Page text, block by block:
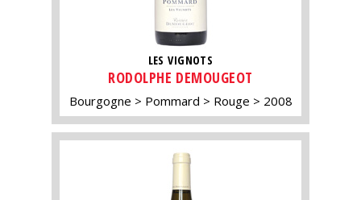
LES VIGNOTS
RODOLPHE DEMOUGEOT
Bourgogne Pommard Rouge 2008